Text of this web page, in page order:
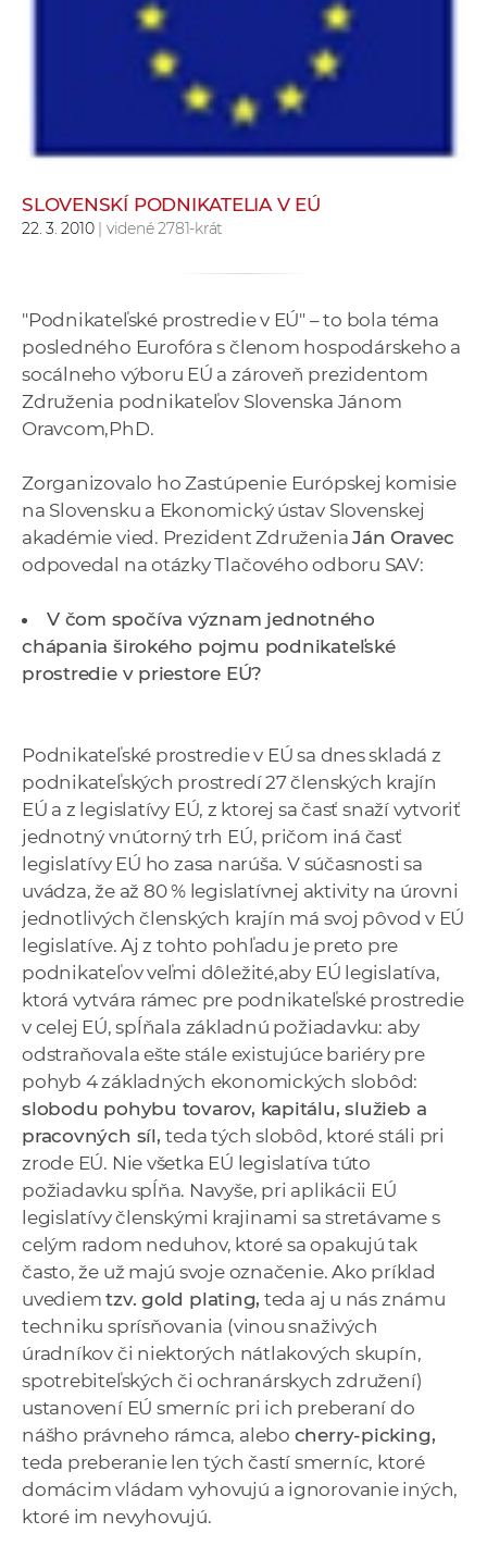
c
k
o
h
A
SLOVENSKÍ PODNIKATELIA V EÚ
22. 3. 2010| videné 2781-krát
"Podnikateľské prostredie v EÚ" – to bola téma
posledného Eurofóra s členom hospodárskeho a
socálneho výboru EÚ a zároveň prezidentom
Združenia podnikateľov Slovenska Jánom
Oravcom,PhD.
Zorganizovalo ho Zastúpenie Európskej komisie
na Slovensku a Ekonomický ústav Slovenskej
akadémie vied. Prezident ZdruženiaJán Oravec
odpovedal na otázky Tlačového odboru SAV:
V čom spočíva význam jednotného
chápania širokého pojmu podnikateľské
prostredie v priestore EÚ?
Podnikateľské prostredie v EÚ sa dnes skladá z
podnikateľských prostredí 27 členských krajín
EÚ a z legislatívy EÚ, z ktorej sa časť snaží vytvoriť
jednotný vnútorný trh EÚ, pričom iná časť
legislatívy EÚ ho zasa narúša. V súčasnosti sa
uvádza, že až 80 % legislatívnej aktivity na úrovni
jednotlivých členských krajín má svoj pôvod v EÚ
legislatíve. Aj z tohto pohľadu je preto pre
podnikateľov veľmi dôležité,aby EÚ legislatíva,
ktorá vytvára rámec pre podnikateľské prostredie
v celej EÚ, spĺňala základnú požiadavku: aby
odstraňovala ešte stále existujúce bariéry pre
pohyb 4 základných ekonomických slobôd:
slobodu pohybu tovarov, kapitálu, služieb a
pracovných síl,teda tých slobôd, ktoré stáli pri
zrode EÚ. Nie všetka EÚ legislatíva túto
požiadavku spĺňa. Navyše, pri aplikácii EÚ
legislatívy členskými krajinami sa stretávame s
celým radom neduhov, ktoré sa opakujú tak
často, že už majú svoje označenie. Ako príklad
uvediemtzv. gold plating, teda aj u nás známu
techniku sprísňovania (vinou snaživých
úradníkov či niektorých nátlakových skupín,
spotrebiteľských či ochranárskych združení)
ustanovení EÚ smerníc pri ich preberaní do
nášho právneho rámca, alebo cherry-picking,
teda preberanie len tých častí smerníc, ktoré
domácim vládam vyhovujú a ignorovanie iných,
ktoré im nevyhovujú.